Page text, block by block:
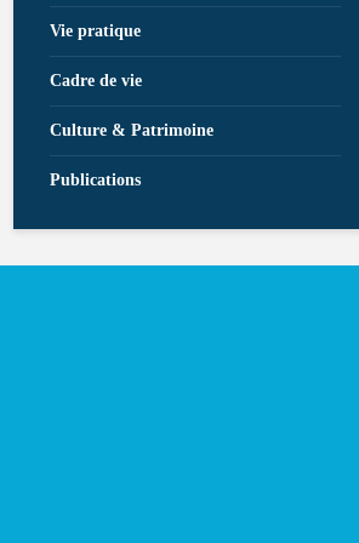
Vie pratique
Cadre de vie
Culture & Patrimoine
Publications